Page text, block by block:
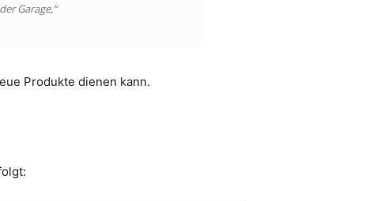
Garage,“
Produkte dienen kann.